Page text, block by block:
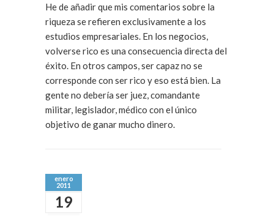
He de añadir que mis comentarios sobre la
riqueza se refieren exclusivamente a los
estudios empresariales. En los negocios,
volverse rico es una consecuencia directa del
éxito. En otros campos, ser capaz no se
corresponde con ser rico y eso está bien. La
gente no debería ser juez, comandante
militar, legislador, médico con el único
objetivo de ganar mucho dinero.
enero
2011
19